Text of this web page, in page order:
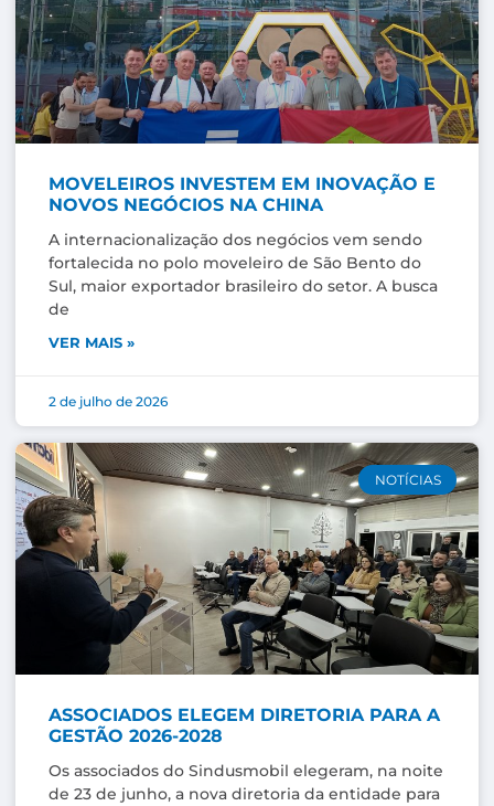
MOVELEIROS INVESTEM EM INOVAÇÃO E
NOVOS NEGÓCIOS NA CHINA
A internacionalização dos negócios vem sendo
fortalecida no polo moveleiro de São Bento do
Sul, maior exportador brasileiro do setor. A busca
de
VER MAIS »
2 de julho de 2026
NOTÍCIAS
ASSOCIADOS ELEGEM DIRETORIA PARA A
GESTÃO 2026-2028
Os associados do Sindusmobil elegeram, na noite
de 23 de junho, a nova diretoria da entidade para